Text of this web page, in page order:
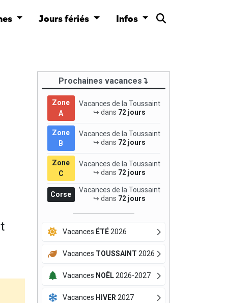
Jours fériés Infos
Prochaines vacances
Zone
A
Vacances de la Toussaint
↪ dans 72 jours
Zone
B
Vacances de la Toussaint
↪ dans 72 jours
Zone
C
Vacances de la Toussaint
↪ dans 72 jours
Corse
Vacances de la Toussaint
↪ dans 72 jours
Vacances ÉTÉ2026
Vacances TOUSSAINT 2026
Vacances NOËL2026-2027
Vacances HIVER 2027